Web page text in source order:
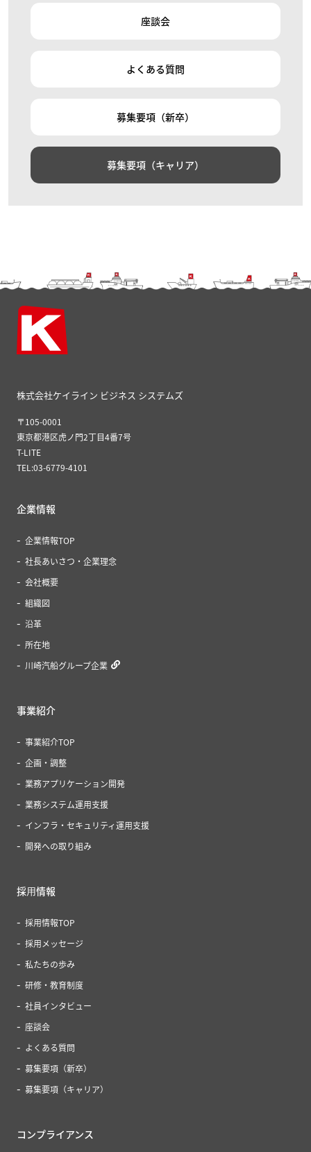
座談会
よくある質問
募集要項（新卒）
募集要項（キャリア）
株式会社ケイライン ビジネス システムズ
〒105-0001
東京都港区虎ノ門2丁目4番7号
T-LITE
TEL:03-6779-4101
企業情報
企業情報TOP
社長あいさつ・企業理念
会社概要
組織図
沿革
所在地
川崎汽船グループ企業
事業紹介
事業紹介TOP
企画・調整
業務アプリケーション開発
業務システム運用支援
インフラ・セキュリティ運用支援
開発への取り組み
採⽤情報
採用情報TOP
採用メッセージ
私たちの歩み
研修・教育制度
社員インタビュー
座談会
よくある質問
募集要項（新卒）
募集要項（キャリア）
コンプライアンス